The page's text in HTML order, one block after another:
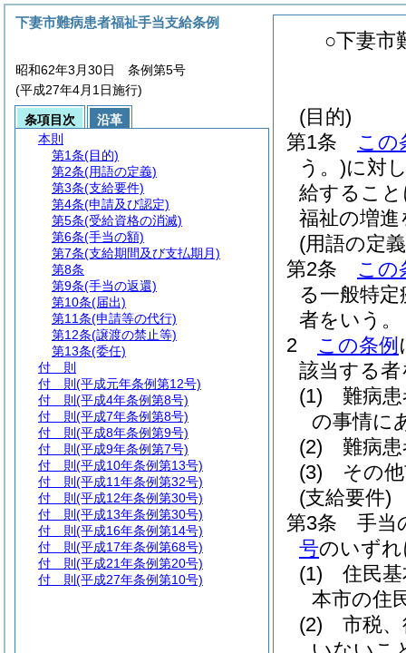
○下妻市
(目的)
第1条
この
う。)に対
給するこ
福祉の増
(用語の定
第2条
この
る一般特
者をいう。
2
この条例
該当する
(1)
難病
の事情に
(2)
難病
(3)
その
(支給要件)
第3条
手当
号のいず
(1)
住民
本市の住
(2)
市税
下妻市難病患者福祉手当支給条例
昭和62年3月30日 条例第5号
(平成27年4月1日施行)
条項目次
沿革
本則
第1条(目的)
第2条(用語の定義)
第3条(支給要件)
第4条(申請及び認定)
第5条(受給資格の消滅)
第6条(手当の額)
第7条(支給期間及び支払期月)
第8条
第9条(手当の返還)
第10条(届出)
第11条(申請等の代行)
第12条(譲渡の禁止等)
第13条(委任)
付 則
付 則 (平成元年条例第12号)
付 則 (平成4年条例第8号)
付 則 (平成7年条例第8号)
付 則 (平成8年条例第9号)
付 則 (平成9年条例第7号)
付 則 (平成10年条例第13号)
付 則 (平成11年条例第32号)
付 則 (平成12年条例第30号)
付 則 (平成13年条例第30号)
付 則 (平成16年条例第14号)
付 則 (平成17年条例第68号)
付 則 (平成21年条例第20号)
付 則 (平成27年条例第10号)